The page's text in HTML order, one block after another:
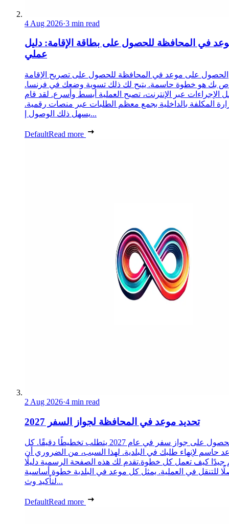
4 Aug 2026·3 min read
في المحافظة للحصول على بطاقة الإقامة: دليل
عملي
الحصول على موعد في المحافظة للحصول على تصريح الإقامة
بك هو خطوة حاسمة. يتيح لك ذلك تسوية وضعك في فرنسا.
الإجراءات عبر الإنترنت، تصبح العملية أبسط وأسرع. لقد قام
المكلفة بالداخلية بجمع معظم الطلبات عبر منصات رقمية.
يسهل ذلك الوصول إ...
DefaultRead more
2 Aug 2026·4 min read
تحديد موعد في المحافظة لجواز السفر 2027
الحصول على جواز سفر في عام 2027 يتطلب تخطيطًا دقيقًا. كل
حاسم لإنهاء طلبك في البلدية. لهذا السبب، من الضروري أن
جيدًا كيف تعمل كل خطوة.تقدم لك هذه الصفحة الرسمية دليلًا
للتنقل في العملية. يمثل كل موعد في البلدية خطوة أساسية
لتأكيد وث...
DefaultRead more